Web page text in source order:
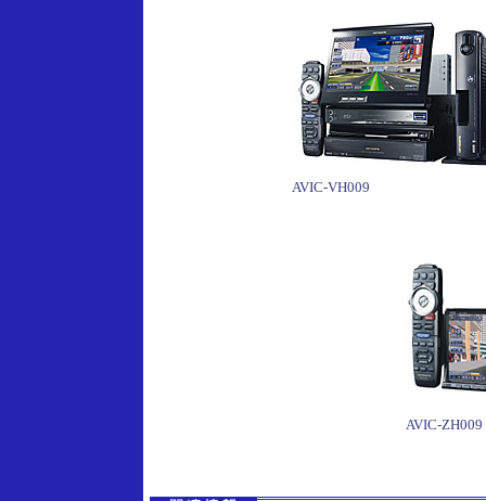
AVIC-VH009
AVIC-ZH009